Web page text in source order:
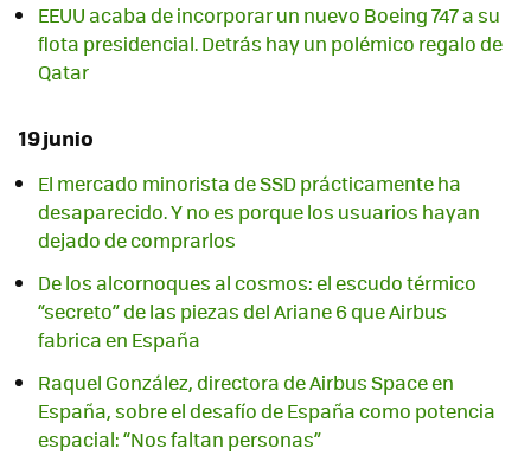
EEUU acaba de incorporar un nuevo Boeing 747 a su
flota presidencial. Detrás hay un polémico regalo de
Qatar
19 junio
El mercado minorista de SSD prácticamente ha
desaparecido. Y no es porque los usuarios hayan
dejado de comprarlos
De los alcornoques al cosmos: el escudo térmico
“secreto” de las piezas del Ariane 6 que Airbus
fabrica en España
Raquel González, directora de Airbus Space en
España, sobre el desafío de España como potencia
espacial: “Nos faltan personas”